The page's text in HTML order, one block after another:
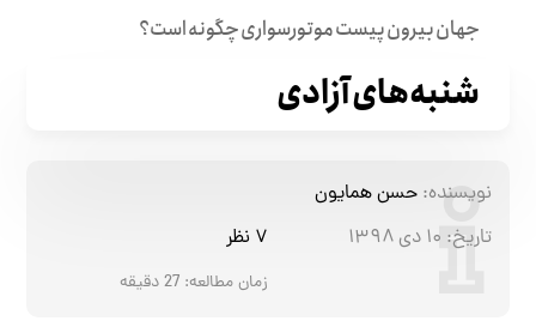
جهان بیرون پیست موتورسواری چگونه است؟
شنبه‌های آزادی
نویسنده: حسن همایون
تاریخ: ۱۰ دی ۱۳۹۸ ۷ نظر
زمان مطالعه: 27دقیقه